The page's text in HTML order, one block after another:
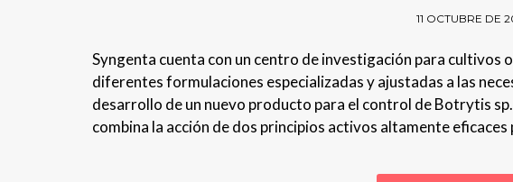
11 OCTUBRE DE
Syngenta cuenta con un centro de investigación para cultivos
diferentes formulaciones especializadas y ajustadas a las
desarrollo de un nuevo producto para el control de Botrytis
combina la acción de dos principios activos altamente